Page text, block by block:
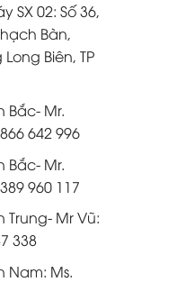
SX 02: Số 36,
Bàn,
Biên, TP
Bắc- Mr.
642 996
Bắc- Mr.
960 117
Trung- Mr Vũ:
338
Nam: Ms.